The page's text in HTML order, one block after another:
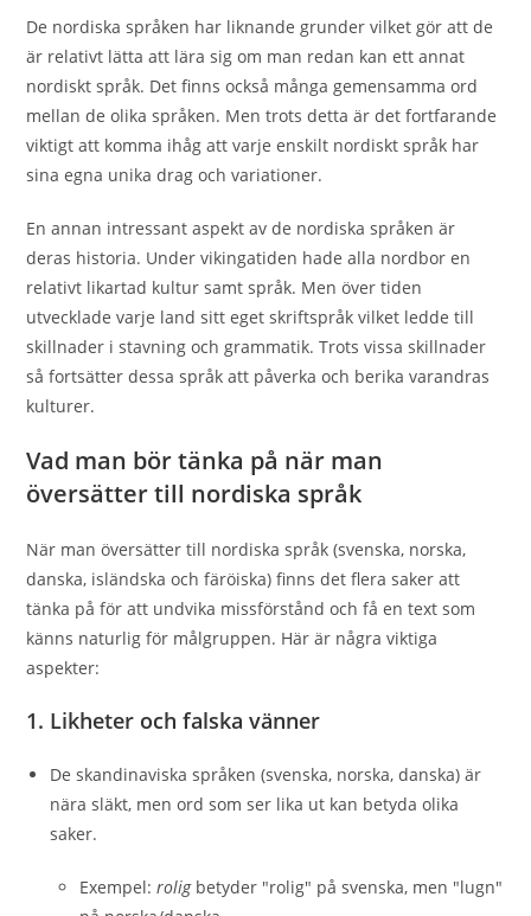
De nordiska språken har liknande grunder vilket gör att de
är relativt lätta att lära sig om man redan kan ett annat
nordiskt språk. Det finns också många gemensamma ord
mellan de olika språken. Men trots detta är det fortfarande
viktigt att komma ihåg att varje enskilt nordiskt språk har
sina egna unika drag och variationer.
En annan intressant aspekt av de nordiska språken är
deras historia. Under vikingatiden hade alla nordbor en
relativt likartad kultur samt språk. Men över tiden
utvecklade varje land sitt eget skriftspråk vilket ledde till
skillnader i stavning och grammatik. Trots vissa skillnader
så fortsätter dessa språk att påverka och berika varandras
kulturer.
Vad man bör tänka på när man
översätter till nordiska språk
När man översätter till nordiska språk (svenska, norska,
danska, isländska och färöiska) finns det flera saker att
tänka på för att undvika missförstånd och få en text som
känns naturlig för målgruppen. Här är några viktiga
aspekter:
1. Likheter och falska vänner
De skandinaviska språken (svenska, norska, danska) är
nära släkt, men ord som ser lika ut kan betyda olika
saker.
Exempel:roligbetyder "rolig" på svenska, men "lugn"